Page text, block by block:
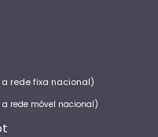
rede fixa nacional)
rede móvel nacional)